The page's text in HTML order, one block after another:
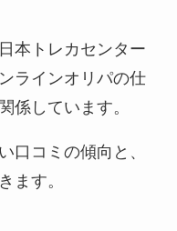
本トレカセンター
ラインオリパの仕
係しています。
口コミの傾向と、
ます。